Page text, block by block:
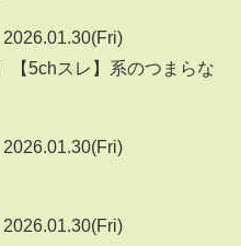
2026.01.30(Fri)
【5chスレ】系のつまらな
2026.01.30(Fri)
2026.01.30(Fri)